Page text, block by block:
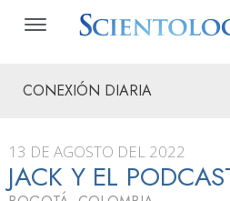
CONEXIÓN DIARIA
13 DE AGOSTO DEL 2022
JACK Y EL